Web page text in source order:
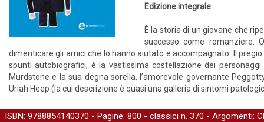
Edizione integrale
È la storia di un giovane che
successo come romanziere.
dimenticare gli amici che lo hanno aiutato e accompagnato. Il
spunti autobiografici, è la vastissima costellazione dei
Murdstone e la sua degna sorella, l’amorevole governante
Uriah Heep (la cui descrizione è quasi una galleria di sintomi
ISBN: 9788854140370 - Pagine: 800 - classici n. 370 - Argomenti: